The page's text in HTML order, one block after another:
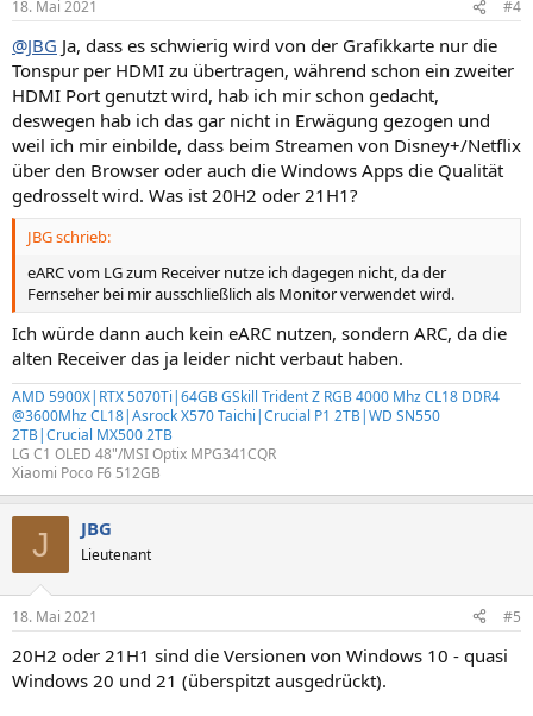
18. Mai 2021 #4
@JBG Ja, dass es schwierig wird von der Grafikkarte nur die
Tonspur per HDMI zu übertragen, während schon ein zweiter
HDMI Port genutzt wird, hab ich mir schon gedacht,
deswegen hab ich das gar nicht in Erwägung gezogen und
weil ich mir einbilde, dass beim Streamen von Disney+/Netflix
über den Browser oder auch die Windows Apps die Qualität
gedrosselt wird. Was ist 20H2 oder 21H1?
JBG schrieb:
eARC vom LG zum Receiver nutze ich dagegen nicht, da der
Fernseher bei mir ausschließlich als Monitor verwendet wird.
Ich würde dann auch kein eARC nutzen, sondern ARC, da die
alten Receiver das ja leider nicht verbaut haben.
AMD 5900X|RTX 5070Ti|64GB GSkill Trident Z RGB 4000 Mhz CL18 DDR4
@3600Mhz CL18|Asrock X570 Taichi|Crucial P1 2TB|WD SN550
2TB|Crucial MX500 2TB
LG C1 OLED 48"/MSI Optix MPG341CQR
Xiaomi Poco F6 512GB
J JBG
Lieutenant
18. Mai 2021 #5
20H2 oder 21H1 sind die Versionen von Windows 10 - quasi
Windows 20 und 21 (überspitzt ausgedrückt).